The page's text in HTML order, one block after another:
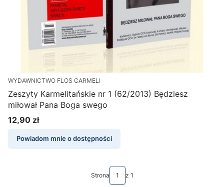
WYDAWNICTWO FLOS CARMELI
Zeszyty Karmelitańskie nr 1 (62/2013) Będziesz
miłował Pana Boga swego
Cena
12,90 zł
Powiadom mnie o dostępności
Strona z 1